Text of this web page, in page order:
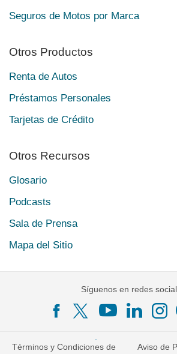
Seguros de Motos por Marca
Otros Productos
Renta de Autos
Préstamos Personales
Tarjetas de Crédito
Otros Recursos
Glosario
Podcasts
Sala de Prensa
Mapa del Sitio
Síguenos en redes
Términos y Condiciones de Aviso de